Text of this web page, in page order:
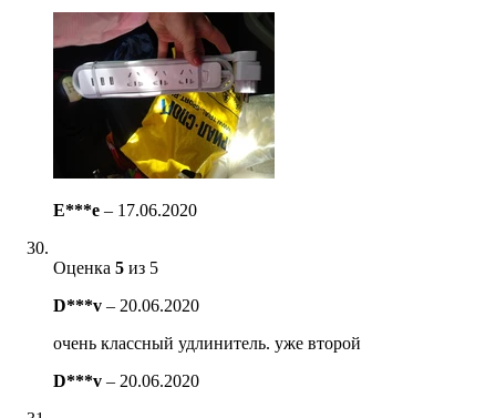
E***e – 17.06.2020
Оценка 5 из 5
D***v – 20.06.2020
очень классный удлинитель. уже второй
D***v – 20.06.2020